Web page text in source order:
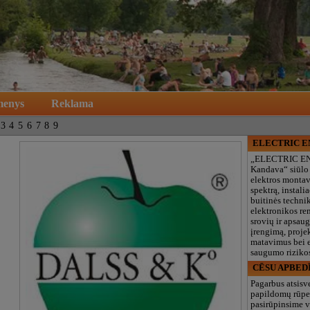
Reklama
3 4 5 6 7 8 9
ELECTRIC
„ELECTRIC
Kandava“
elektros
spektrą,
buitinės
elektronikos
srovių ir
įrengimą,
matavimus bei
saugumo
CĒSU
Pagarbus
papildomų
pasirūpinsime